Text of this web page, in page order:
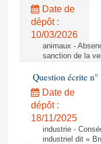
Date de
dépôt :
10/03/2026
animaux -
sanction de la
Question écrite
Date de
dépôt :
18/11/2025
industrie -
industriel dit «